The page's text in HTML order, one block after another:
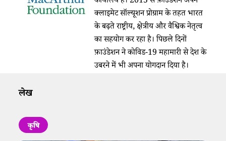
क्लाइमेट सॉल्यूशन प्रोग्राम के तहत भारत
के बढ़ते राष्ट्रीय, क्षेत्रीय और वैश्विक नेतृत्व
का सहयोग कर रहा है। पिछले दिनों
फ़ाउंडेशन ने कोविड-19 महामारी से देश के
उबरने में भी अपना योगदान दिया है।
लेख
कृषि